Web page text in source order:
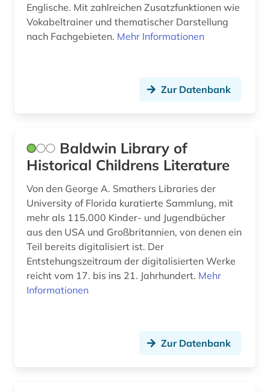
griechisch (4)
grossbritannien (2)
hochschule (2)
hongkong (1)
hotelgewerbe (1)
immobilienwirtschaft (1)
Englische. Mit zahlreichen Zusatzfunktionen wie
Vokabeltrainer und thematischer Darstellung
nach Fachgebieten. Mehr Informationen
Zur Datenbank
Baldwin Library of
Historical Childrens Literature
Von den George A. Smathers Libraries der
University of Florida kuratierte Sammlung, mit
mehr als 115.000 Kinder- und Jugendbücher
aus den USA und Großbritannien, von denen ein
Teil bereits digitalisiert ist. Der
Entstehungszeitraum der digitalisierten Werke
reicht vom 17. bis ins 21. Jahrhundert. Mehr
Informationen
Zur Datenbank